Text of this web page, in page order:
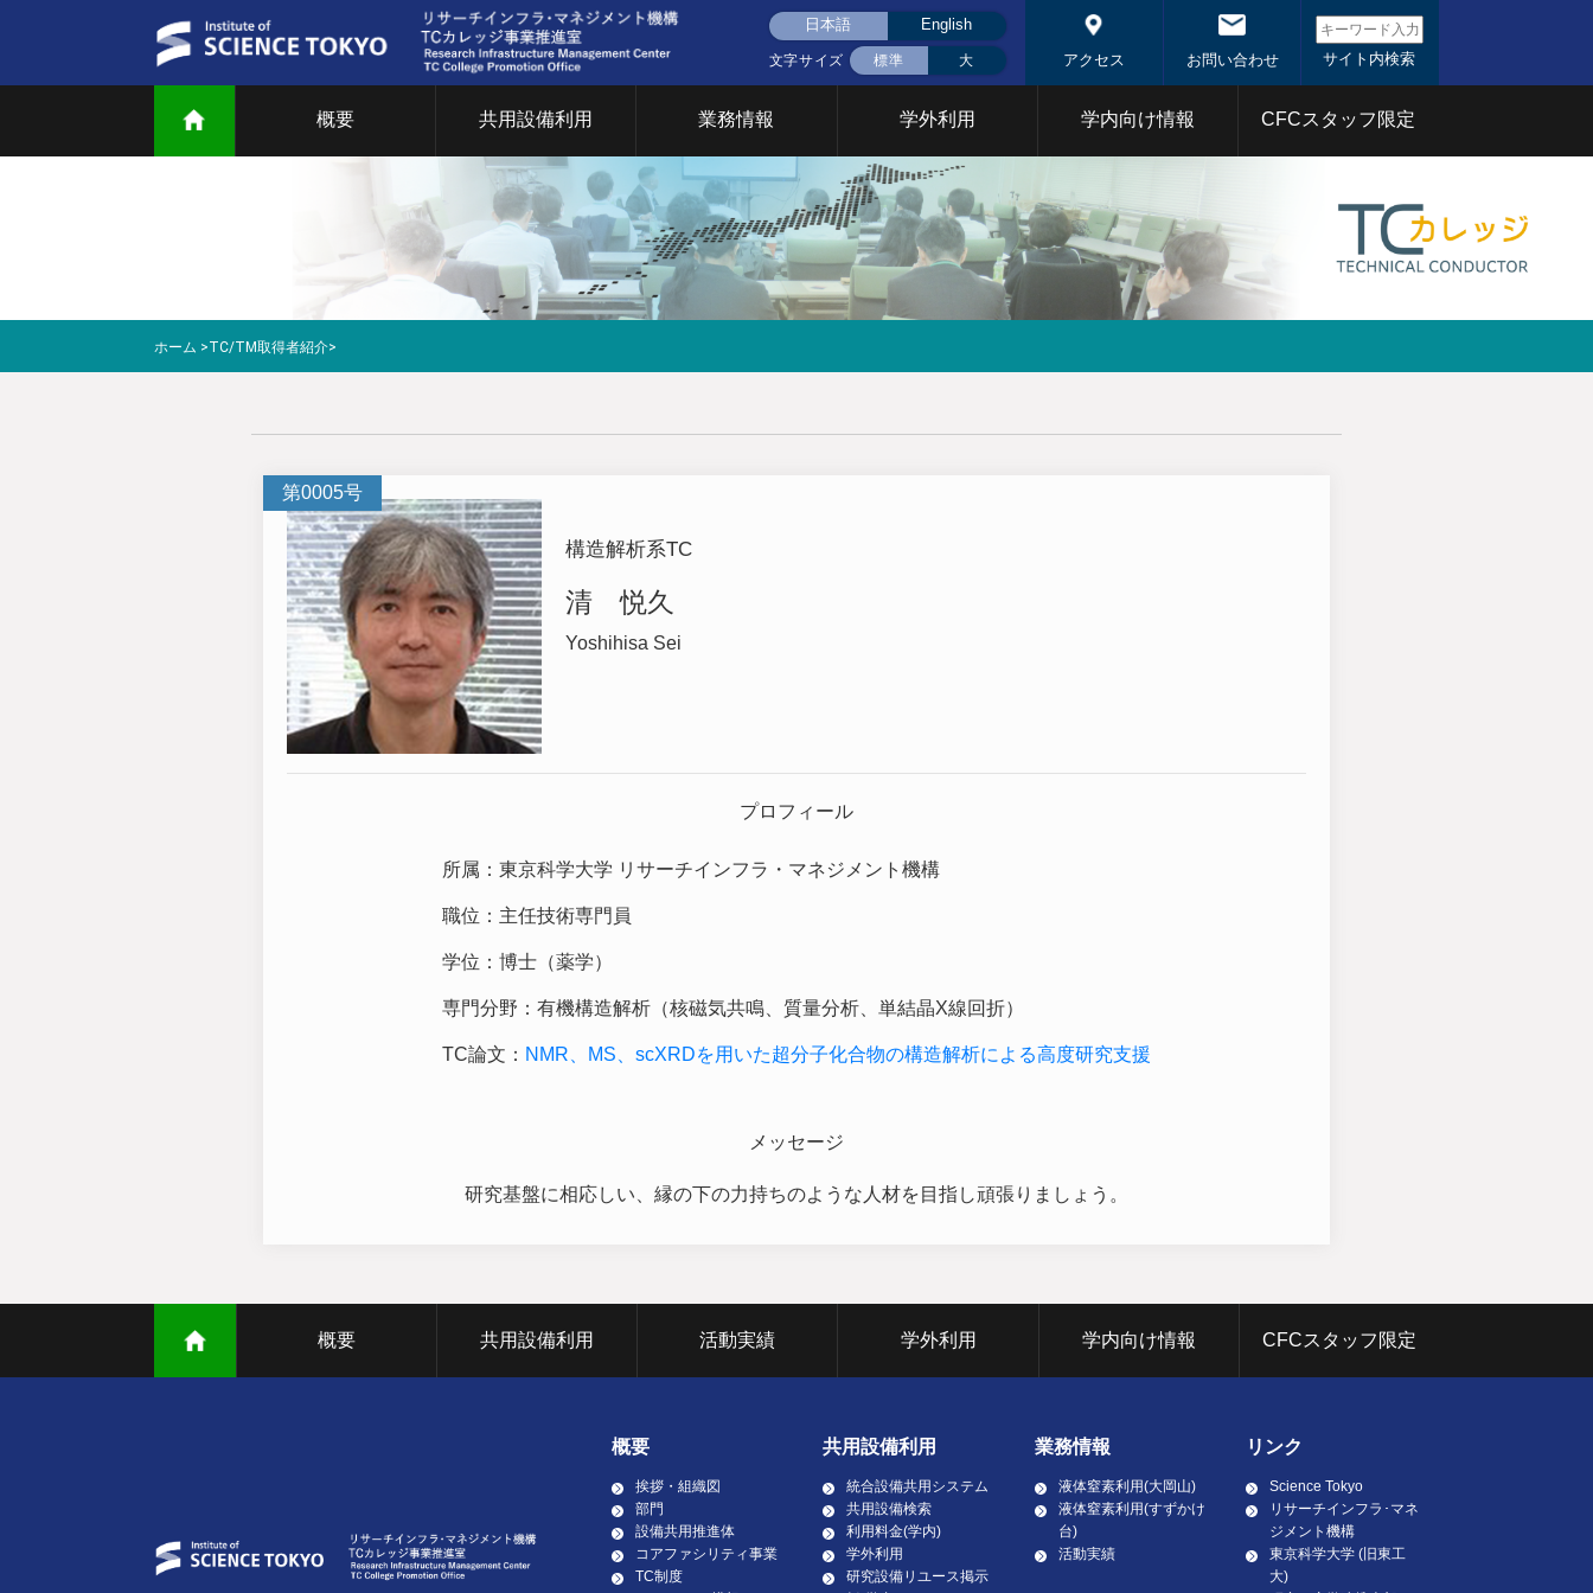
日本語 English
文字サイズ 標準 大 アクセス お問い合わせ
概要
ご挨拶 CFCについて
統合設備共用システム概
要
東工大コアファシリティ
事業
部門について
マイクロプロセス部門
ファシリティステーション
設備共用推進体
TCカレッジ
共用設備利用
共用設備について 共用設備検索 統合設備共用システム
業務情報
液体窒素(大岡山)
液体窒素(すずかけ
台)
イベント
2026年 2025年 2024年 2023年 2022年 2021年 2020年
学外利用 学内向け情報 CFCスタッフ限定
ホーム >TC/TM取得者紹介>
第0005号
構造解析系TC
清 悦久
Yoshihisa Sei
プロフィール
所属： 東京科学大学 リサーチインフラ・マネジメント機構
職位： 主任技術専門員
学位： 博士（薬学）
専門分野： 有機構造解析（核磁気共鳴、質量分析、単結晶X線回折）
TC論文： NMR、MS、scXRDを用いた超分子化合物の構造解析による高度研究支援
メッセージ
研究基盤に相応しい、縁の下の力持ちのような人材を目指し頑張りましょう。
概要 共用設備利用 活動実績 学外利用 学内向け情報 CFCスタッフ限定
概要
挨拶・組織図
部門
設備共用推進体
コアファシリティ事業
TC制度
共用設備利用
統合設備共用システム
共用設備検索
利用料金(学内)
学外利用
研究設備リユース掲示
業務情報
液体窒素利用(大岡山)
液体窒素利用(すずかけ
台)
活動実績
リンク
Science Tokyo
リサーチインフラ･マネ
ジメント機構
東京科学大学 (旧東工
大)